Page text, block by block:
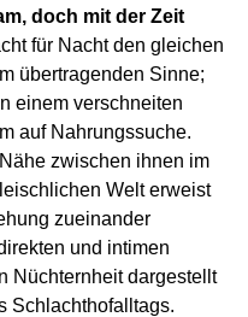
doch mit der Zeit
für Nacht den gleichen
übertragenden Sinne;
einem verschneiten
auf Nahrungssuche.
zwischen ihnen im
Welt erweist
zueinander
und intimen
Nüchternheit dargestellt
Schlachthofalltags.